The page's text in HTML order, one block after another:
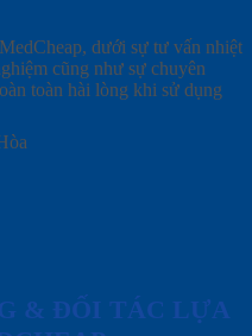
dưới sự tư vấn nhiệt
cũng như sự chuyên
toàn hài lòng khi sử dụng
& ĐỐI TÁC LỰA